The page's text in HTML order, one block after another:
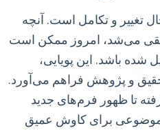
تغییر و تکامل است. آنچه
می‌شد، امروز ممکن است
شده باشد. این پویایی،
و پژوهش فراهم می‌آورد.
تا ظهور فرم‌های جدید
موضوعی برای کاوش عمیق